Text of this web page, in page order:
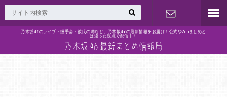
乃木坂46のライブ・握手会・彼氏の噂など、乃木坂46の最新情報をお届け！公式や2chまとめと
は違った視点で配信中！